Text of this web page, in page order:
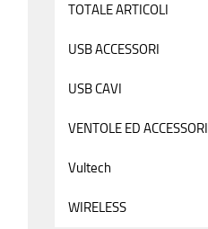
TOTALE ARTICOLI
USB ACCESSORI
USB CAVI
VENTOLE ED ACCESSORI
Vultech
WIRELESS